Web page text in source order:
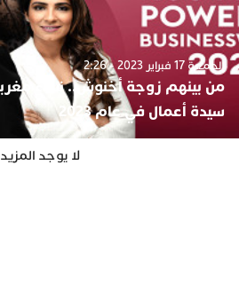
الجمعة 17 فبراير 2023 - 2:26
سيدة أعمال في عام 2023
لا يوجد المزيد